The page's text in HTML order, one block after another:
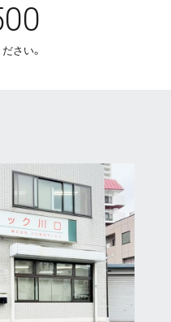
さい。